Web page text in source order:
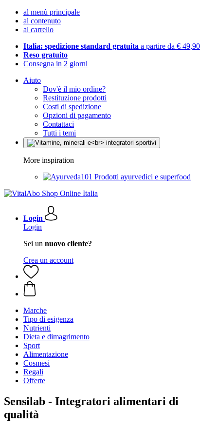
al menù principale
al contenuto
al carrello
Italia: spedizione standard gratuita a partire da € 49,90
Reso gratuito
Consegna in 2 giorni
Aiuto
Dov'è il mio ordine?
Restituzione prodotti
Costi di spedizione
Opzioni di pagamento
Contattaci
Tutti i temi
More inspiration
Prodotti ayurvedici e superfood
Login
Login
Sei un nuovo cliente?
Crea un account
Marche
Tipo di esigenza
Nutrienti
Dieta e dimagrimento
Sport
Alimentazione
Cosmesi
Regali
Offerte
Sensilab - Integratori alimentari di
qualità